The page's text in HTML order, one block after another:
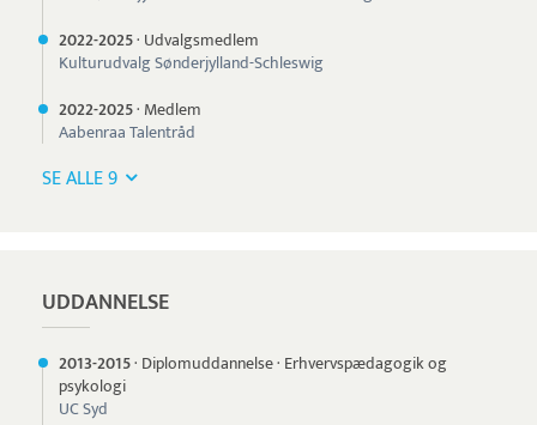
2022-2025· Udvalgsmedlem
Kulturudvalg Sønderjylland-Schleswig
2022-2025· Medlem
Aabenraa Talentråd
SE ALLE 9
UDDANNELSE
2013-2015· Diplomuddannelse· Erhvervspædagogik og
psykologi
UC Syd